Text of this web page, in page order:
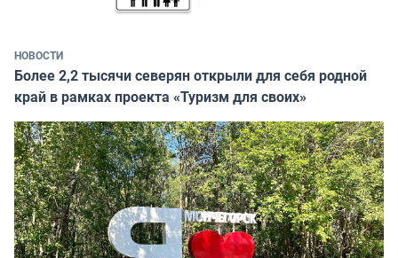
НОВОСТИ
Более 2,2 тысячи северян открыли для себя родной
край в рамках проекта «Туризм для своих»